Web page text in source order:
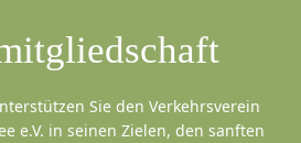
Sie den Verkehrsverein
e.V. in seinen Zielen, den sanften